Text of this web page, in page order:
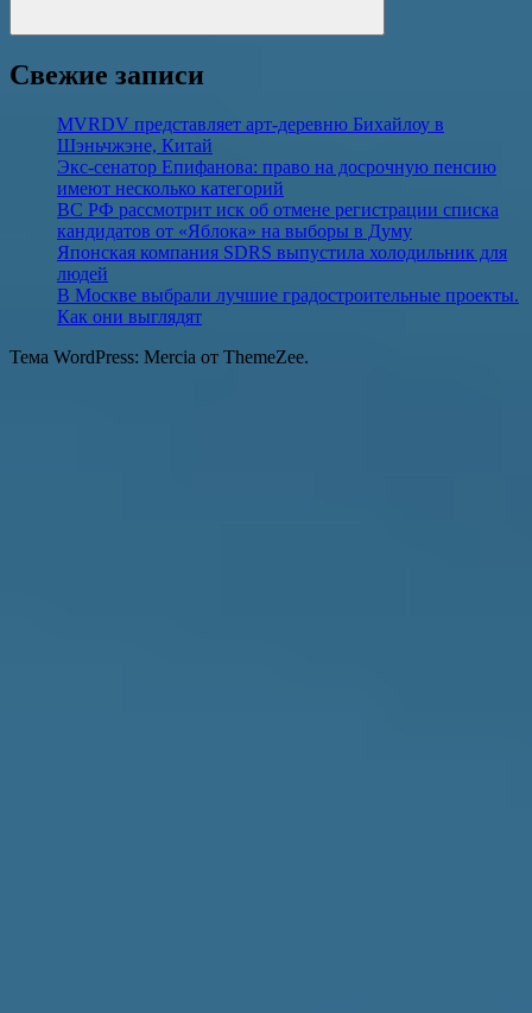
Поиск
Свежие записи
MVRDV представляет арт-деревню Бихайлоу в
Шэньчжэне, Китай
Экс-сенатор Епифанова: право на досрочную пенсию
имеют несколько категорий
ВС РФ рассмотрит иск об отмене регистрации списка
кандидатов от «Яблока» на выборы в Думу
Японская компания SDRS выпустила холодильник для
людей
В Москве выбрали лучшие градостроительные проекты.
Как они выглядят
Тема WordPress: Mercia от ThemeZee.